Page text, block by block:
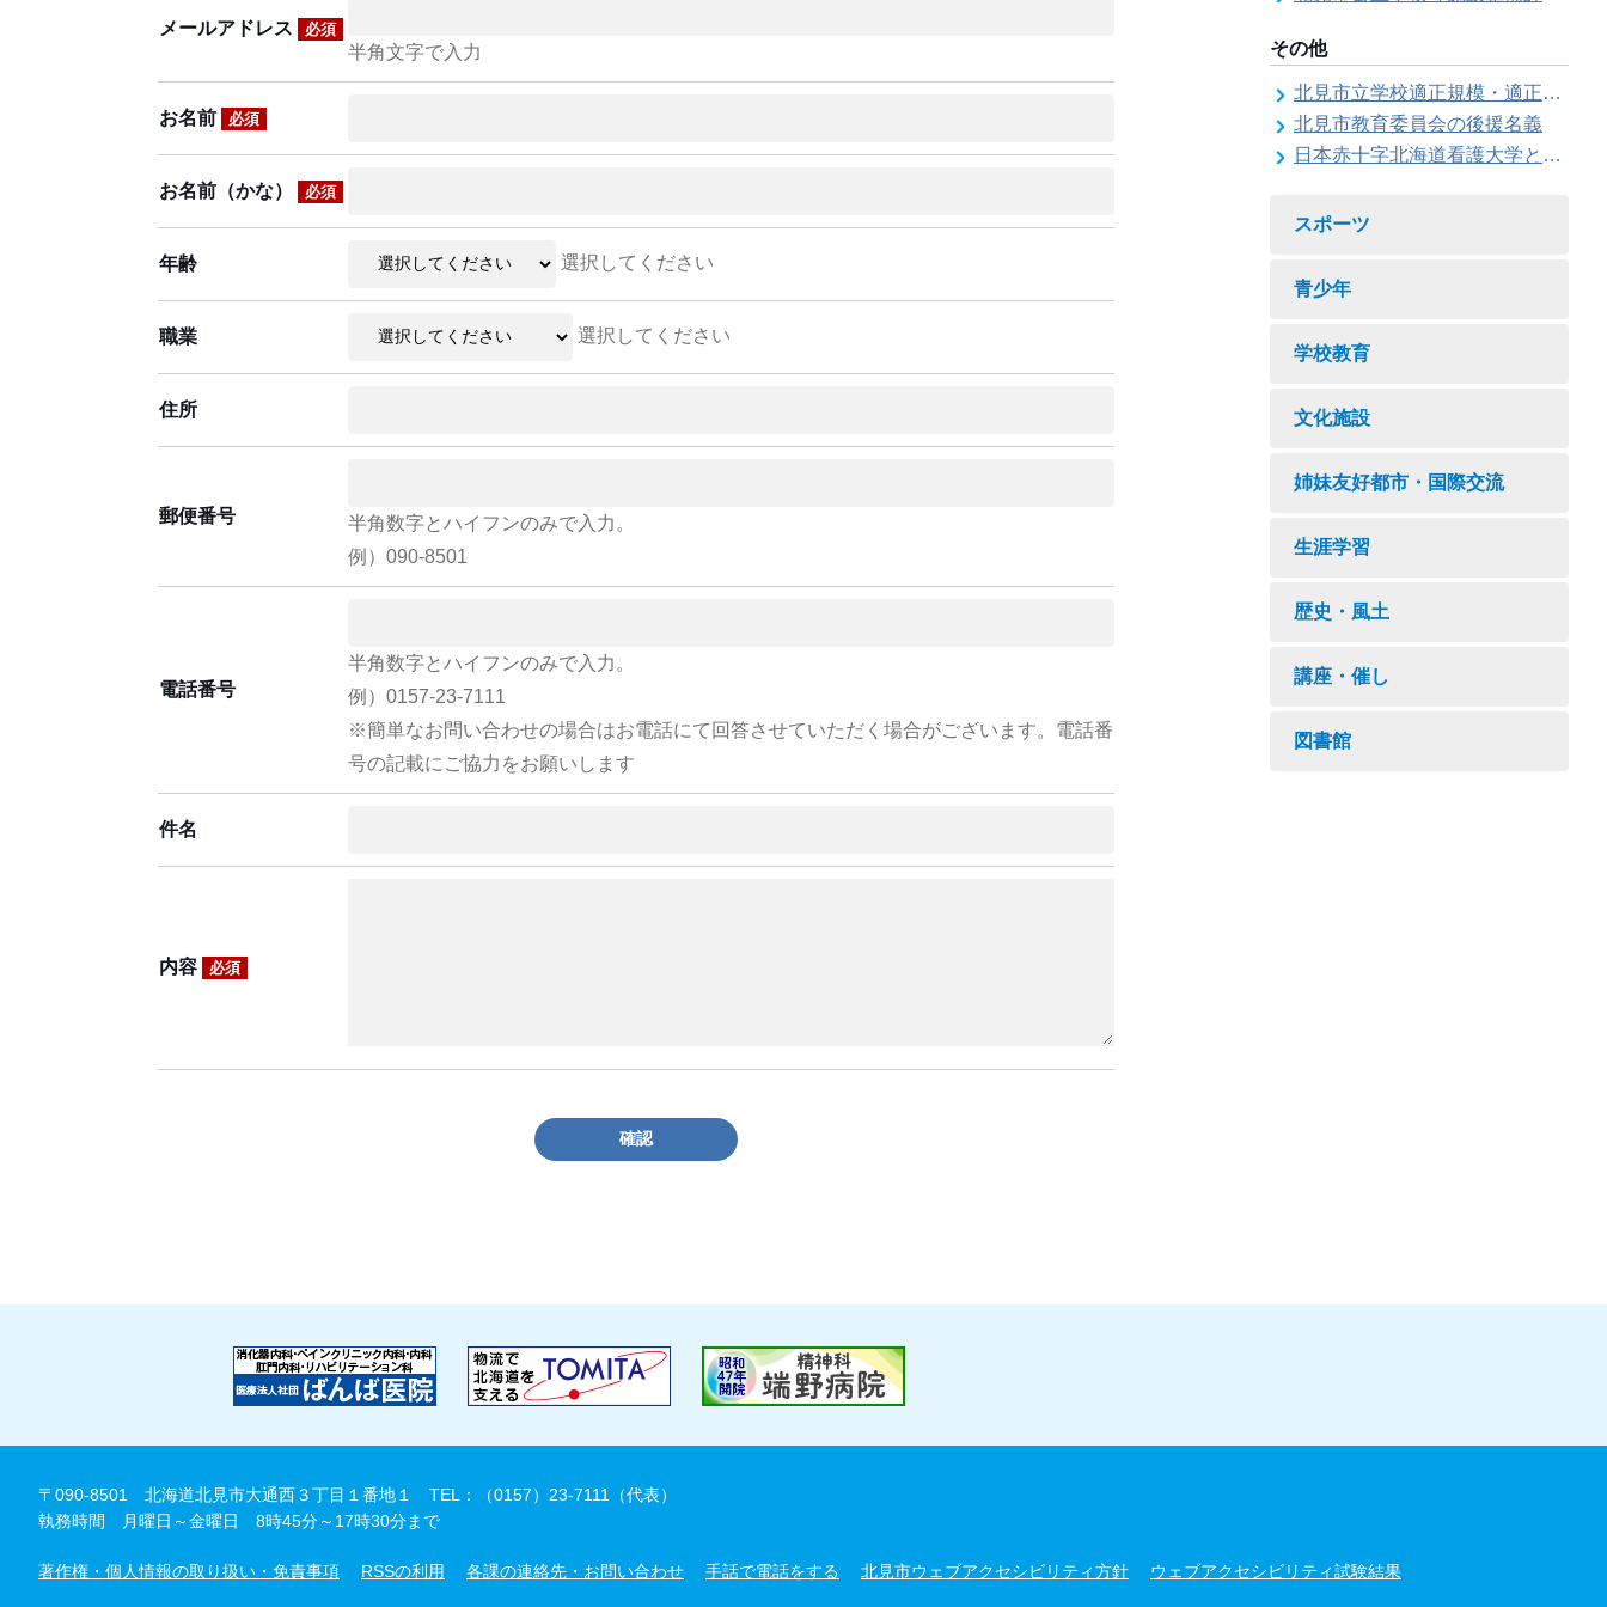
メールアドレス 必須
半角文字で入力
お名前 必須
お名前（かな） 必須
年齢 選択してください
職業 選択してください
住所
郵便番号
半角数字とハイフンのみで入力。
例）090-8501
電話番号
半角数字とハイフンのみで入力。
例）0157-23-7111
※簡単なお問い合わせの場合はお電話にて回答させていただく場合がございます。電話番
号の記載にご協力をお願いします
件名
内容 必須
確認
その他
北見市立学校適正規模・適正配置検討委員会
北見市教育委員会の後援名義
日本赤十字北海道看護大学と北見市教育委員会との連携協力に関する協定の締結
スポーツ
青少年
学校教育
文化施設
姉妹友好都市・国際交流
生涯学習
歴史・風土
講座・催し
図書館
〒090-8501 北海道北見市大通西３丁目１番地１
TEL：（0157）23-7111（代表）
執務時間 月曜日～金曜日 8時45分～17時30分まで
著作権・個人情報の取り扱い・免責事項 RSSの利用 各課の連絡先・お問い合わせ 手話で電話をする 北見市ウェブアクセシビリティ方針 ウェブアクセシビリティ試験結果